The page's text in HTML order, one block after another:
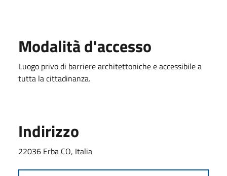
Modalità d'accesso
Luogo privo di barriere architettoniche e accessibile a
tutta la cittadinanza.
Indirizzo
22036 Erba CO, Italia